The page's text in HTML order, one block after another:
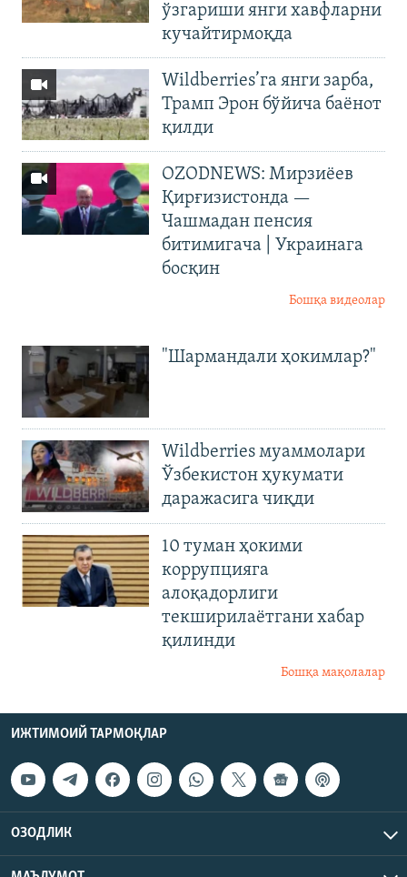
ўзгариши янги хавфларни
кучайтирмоқда
Wildberries’га янги зарба,
Трамп Эрон бўйича баёнот
қилди
OZODNEWS: Мирзиёев
Қирғизистонда —
Чашмадан пенсия
битимигача | Украинага
босқин
Бошқа видеолар
"Шармандали ҳокимлар?"
Wildberries муаммолари
Ўзбекистон ҳукумати
даражасига чиқди
10 туман ҳокими
коррупцияга
алоқадорлиги
текширилаётгани хабар
қилинди
Бошқа мақолалар
ИЖТИМОИЙ ТАРМОҚЛАР
ОЗОДЛИК